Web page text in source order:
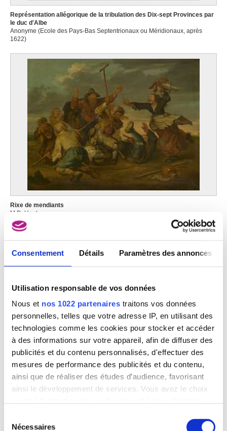
Consentement Détails Paramètres des annonces
Utilisation responsable de vos données
Nous et nos 1022 partenaires traitons vos données
personnelles, telles que votre adresse IP, en utilisant des
technologies comme les cookies pour stocker et accéder
à des informations sur votre appareil, afin de diffuser des
publicités et du contenu personnalisés, d'effectuer des
mesures de performance des publicités et du contenu,
ainsi que de réaliser des études d’audience, favorisant
ainsi le développement de services. Vous avez le choix
tout moment en consultant la Déclaration relative aux
Nécessaires
Représentation allégorique de la tribulation des Dix-sept Provinces par
le duc d'Albe
Anonyme (Ecole des Pays-Bas Septentrionaux ou Méridionaux, après
1622)
Rixe de mendiants
M.D. Hout
Vanitas. Nature morte
Jan Davidsz. de Heem